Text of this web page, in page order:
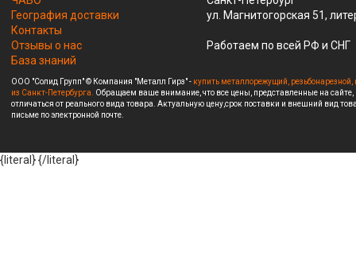
География доставки
Контакты
Отзывы о нас
База знаний
ул. Магнитогорская 51,
Работаем по всей РФ и СНГ
ООО "Солид Групп" © Компания "Металл Гирз" - купить металлорежущий,
из Санкт-Петербурга. Обращаем ваше внимание, что все цены, представленные на
отличаться от реального вида товара. Актуальную цену,срок поставки и внешний вид
письме по электронной почте.
{literal}{/literal}